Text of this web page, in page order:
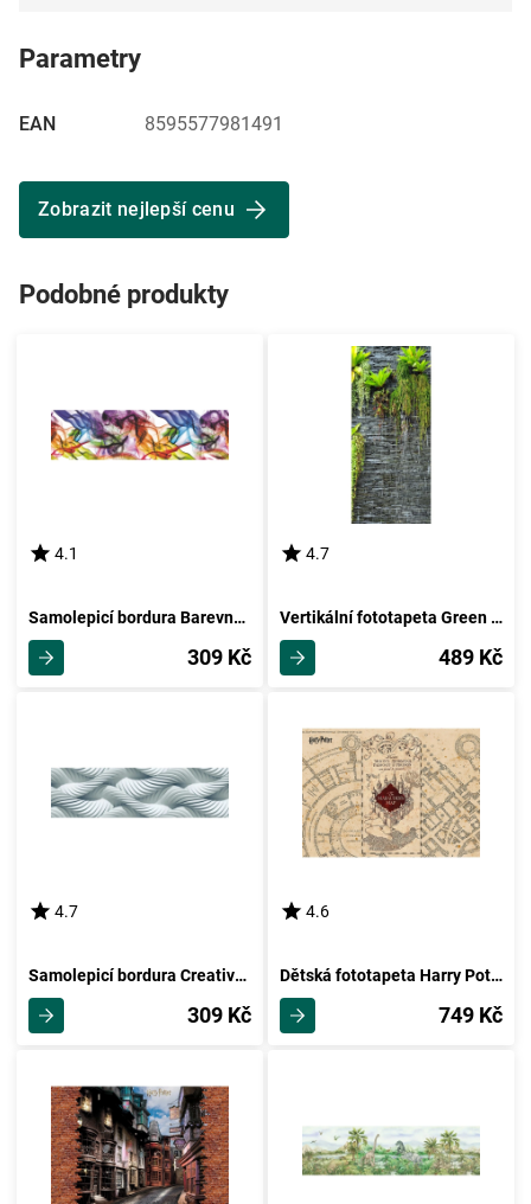
Parametry
EAN 8595577981491
Zobrazit nejlepší cenu
Podobné produkty
4.1
Samolepicí bordura Barevný kouř, 500 x 14 cm
309 Kč
4.7
Vertikální fototapeta Green in the wall, 90 x 202 cm
489 Kč
4.7
Samolepicí bordura Creative, 500 x 14 cm
309 Kč
4.6
Dětská fototapeta Harry Potter Marauders Map 252 x 182 cm, 4 díly
749 Kč